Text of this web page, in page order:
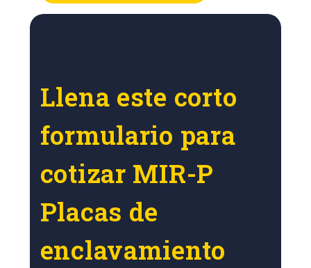
Llena este corto
formulario para
cotizar MIR-P
Placas de
enclavamiento